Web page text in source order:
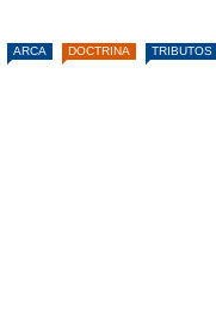
ARCA DOCTRINA TRIBUTOS